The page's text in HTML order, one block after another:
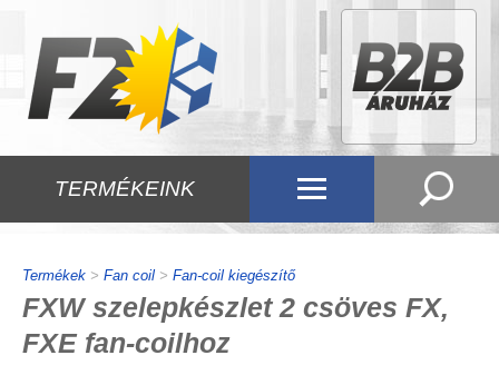
TERMÉKEINK
Termékek > Fan coil > Fan-coil kiegészítő
FXW szelepkészlet 2 csöves FX,
FXE fan-coilhoz